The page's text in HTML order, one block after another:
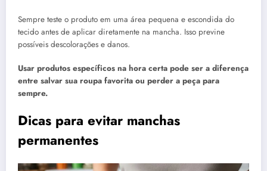
Sempre teste o produto em uma área pequena e escondida do
tecido antes de aplicar diretamente na mancha. Isso previne
possíveis descolorações e danos.
Usar produtos específicos na hora certa pode ser a diferença
entre salvar sua roupa favorita ou perder a peça para
sempre.
Dicas para evitar manchas
permanentes